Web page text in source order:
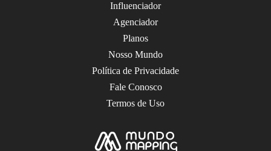
Influenciador
Agenciador
Planos
Nosso Mundo
Política de Privacidade
Fale Conosco
Termos de Uso